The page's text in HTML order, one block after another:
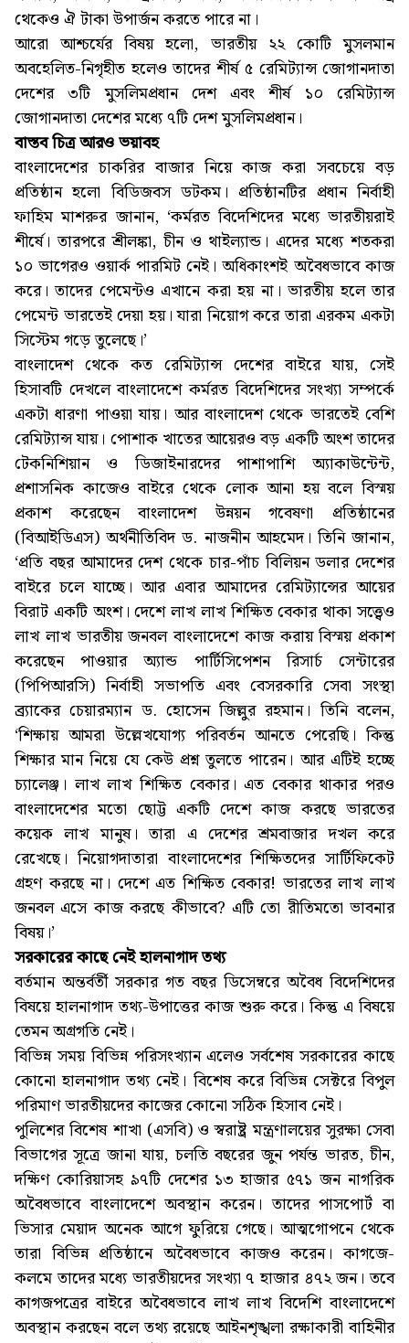
থেকেও ঐ টাকা উপার্জন করতে পারে না।
আরো আশ্চর্যের বিষয় হলো, ভারতীয় ২২ কোটি মুসলমান
অবহেলিত-নিগৃহীত হলেও তাদের শীর্ষ ৫ রেমিট্যান্স জোগানদাতা
দেশের ৩টি মুসলিমপ্রধান দেশ এবং শীর্ষ ১০ রেমিট্যান্স
জোগানদাতা দেশের মধ্যে ৭টি দেশ মুসলিমপ্রধান।
বাস্তব চিত্র আরও ভয়াবহ
বাংলাদেশের চাকরির বাজার নিয়ে কাজ করা সবচেয়ে বড়
প্রতিষ্ঠান হলো বিডিজবস ডটকম। প্রতিষ্ঠানটির প্রধান নির্বাহী
ফাহিম মাশরুর জানান, ‘কর্মরত বিদেশিদের মধ্যে ভারতীয়রাই
শীর্ষে। তারপরে শ্রীলঙ্কা, চীন ও থাইল্যান্ড। এদের মধ্যে শতকরা
১০ ভাগেরও ওয়ার্ক পারমিট নেই। অধিকাংশই অবৈধভাবে কাজ
করে। তাদের পেমেন্টও এখানে করা হয় না। ভারতীয় হলে তার
পেমেন্ট ভারতেই দেয়া হয়। যারা নিয়োগ করে তারা এরকম একটা
সিস্টেম গড়ে তুলেছে।’
বাংলাদেশ থেকে কত রেমিট্যান্স দেশের বাইরে যায়, সেই
হিসাবটি দেখলে বাংলাদেশে কর্মরত বিদেশিদের সংখ্যা সম্পর্কে
একটা ধারণা পাওয়া যায়। আর বাংলাদেশ থেকে ভারতেই বেশি
রেমিট্যান্স যায়। পোশাক খাতের আয়েরও বড় একটি অংশ তাদের
টেকনিশিয়ান ও ডিজাইনারদের পাশাপাশি অ্যাকাউন্টেন্ট,
প্রশাসনিক কাজেও বাইরে থেকে লোক আনা হয় বলে বিস্ময়
প্রকাশ করেছেন বাংলাদেশ উন্নয়ন গবেষণা প্রতিষ্ঠানের
(বিআইডিএস) অর্থনীতিবিদ ড. নাজনীন আহমেদ। তিনি জানান,
‘প্রতি বছর আমাদের দেশ থেকে চার-পাঁচ বিলিয়ন ডলার দেশের
বাইরে চলে যাচ্ছে। আর এবার আমাদের রেমিট্যান্সের আয়ের
বিরাট একটি অংশ। দেশে লাখ লাখ শিক্ষিত বেকার থাকা সত্ত্বেও
লাখ লাখ ভারতীয় জনবল বাংলাদেশে কাজ করায় বিস্ময় প্রকাশ
করেছেন পাওয়ার অ্যান্ড পার্টিসিপেশন রিসার্চ সেন্টারের
(পিপিআরসি) নির্বাহী সভাপতি এবং বেসরকারি সেবা সংস্থা
ব্র্যাকের চেয়ারম্যান ড. হোসেন জিল্লুর রহমান। তিনি বলেন,
‘শিক্ষায় আমরা উল্লেখযোগ্য পরিবর্তন আনতে পেরেছি। কিন্তু
শিক্ষার মান নিয়ে যে কেউ প্রশ্ন তুলতে পারেন। আর এটিই হচ্ছে
চ্যালেঞ্জ। লাখ লাখ শিক্ষিত বেকার। এত বেকার থাকার পরও
বাংলাদেশের মতো ছোট্ট একটি দেশে কাজ করছে ভারতের
কয়েক লাখ মানুষ। তারা এ দেশের শ্রমবাজার দখল করে
রেখেছে। নিয়োগদাতারা বাংলাদেশের শিক্ষিতদের সার্টিফিকেট
গ্রহণ করছে না। দেশে এত শিক্ষিত বেকার! ভারতের লাখ লাখ
জনবল এসে কাজ করছে কীভাবে? এটি তো রীতিমতো ভাবনার
বিষয়।’
সরকারের কাছে নেই হালনাগাদ তথ্য
বর্তমান অন্তর্বর্তী সরকার গত বছর ডিসেম্বরে অবৈধ বিদেশিদের
বিষয়ে হালনাগাদ তথ্য-উপাত্তের কাজ শুরু করে। কিন্তু এ বিষয়ে
তেমন অগ্রগতি নেই।
বিভিন্ন সময় বিভিন্ন পরিসংখ্যান এলেও সর্বশেষ সরকারের কাছে
কোনো হালনাগাদ তথ্য নেই। বিশেষ করে বিভিন্ন সেক্টরে বিপুল
পরিমাণ ভারতীয়দের কাজের কোনো সঠিক হিসাব নেই।
পুলিশের বিশেষ শাখা (এসবি) ও স্বরাষ্ট্র মন্ত্রণালয়ের সুরক্ষা সেবা
বিভাগের সূত্রে জানা যায়, চলতি বছরের জুন পর্যন্ত ভারত, চীন,
দক্ষিণ কোরিয়াসহ ৯৭টি দেশের ১৩ হাজার ৫৭১ জন নাগরিক
অবৈধভাবে বাংলাদেশে অবস্থান করেন। তাদের পাসপোর্ট বা
ভিসার মেয়াদ অনেক আগে ফুরিয়ে গেছে। আত্মগোপনে থেকে
তারা বিভিন্ন প্রতিষ্ঠানে অবৈধভাবে কাজও করেন। কাগজে-
কলমে তাদের মধ্যে ভারতীয়দের সংখ্যা ৭ হাজার ৪৭২ জন। তবে
কাগজপত্রের বাইরে অবৈধভাবে লাখ লাখ বিদেশি বাংলাদেশে
অবস্থান করছেন বলে তথ্য রয়েছে আইনশৃঙ্খলা রক্ষাকারী বাহিনীর